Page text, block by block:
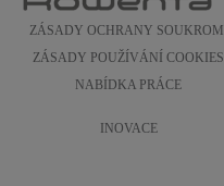
ZÁSADY OCHRANY SOUKROMÍ
ZÁSADY POUŽÍVÁNÍ COOKIES
NABÍDKA PRÁCE
INOVACE